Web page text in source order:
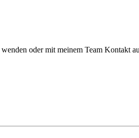
oder mit meinem Team Kontakt